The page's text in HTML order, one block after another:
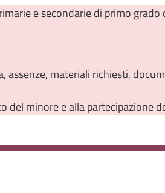
e secondarie di primo grado
assenze, materiali richiesti,
minore e alla partecipazione